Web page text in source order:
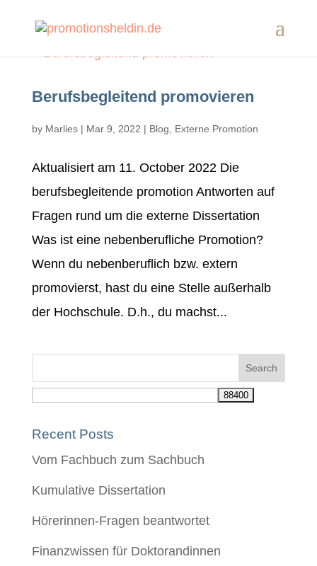
Berufsbegleitend promovieren
by Marlies| Mar 9, 2022 | Blog Externe Promotion
Aktualisiert am 11. October 2022 Die
berufsbegleitende promotion Antworten auf
Fragen rund um die externe Dissertation
Was ist eine nebenberufliche Promotion?
Wenn du nebenberuflich bzw. extern
promovierst, hast du eine Stelle außerhalb
der Hochschule. D.h., du machst...
Recent Posts
Vom Fachbuch zum Sachbuch
Kumulative Dissertation
Hörerinnen-Fragen beantwortet
Finanzwissen für Doktorandinnen